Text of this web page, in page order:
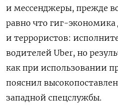
и мессенджеры, прежде
равно что гиг-экономика
и террористов:
водителей Uber, но
как при использовании
пояснил
западной спецслужбы.